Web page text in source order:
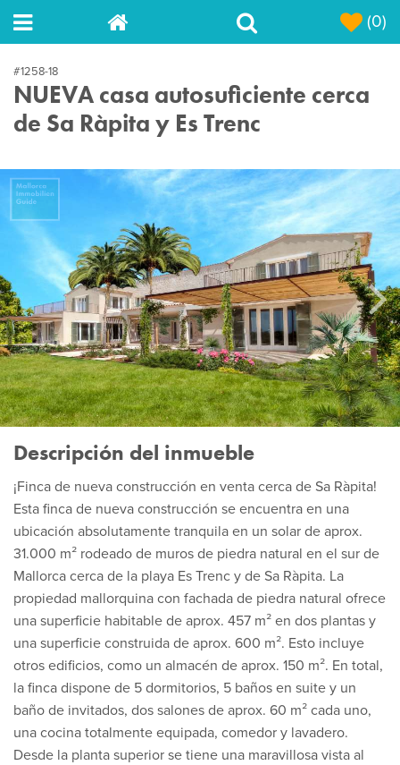
(0)
#1258-18
NUEVA casa autosuficiente cerca
de Sa Ràpita y Es Trenc
Next
Descripción del inmueble
¡Finca de nueva construcción en venta cerca de Sa Ràpita!
Esta finca de nueva construcción se encuentra en una
ubicación absolutamente tranquila en un solar de aprox.
31.000 m² rodeado de muros de piedra natural en el sur de
Mallorca cerca de la playa Es Trenc y de Sa Ràpita. La
propiedad mallorquina con fachada de piedra natural ofrece
una superficie habitable de aprox. 457 m² en dos plantas y
una superficie construida de aprox. 600 m². Esto incluye
otros edificios, como un almacén de aprox. 150 m². En total,
la finca dispone de 5 dormitorios, 5 baños en suite y un
baño de invitados, dos salones de aprox. 60 m² cada uno,
una cocina totalmente equipada, comedor y lavadero.
Desde la planta superior se tiene una maravillosa vista al